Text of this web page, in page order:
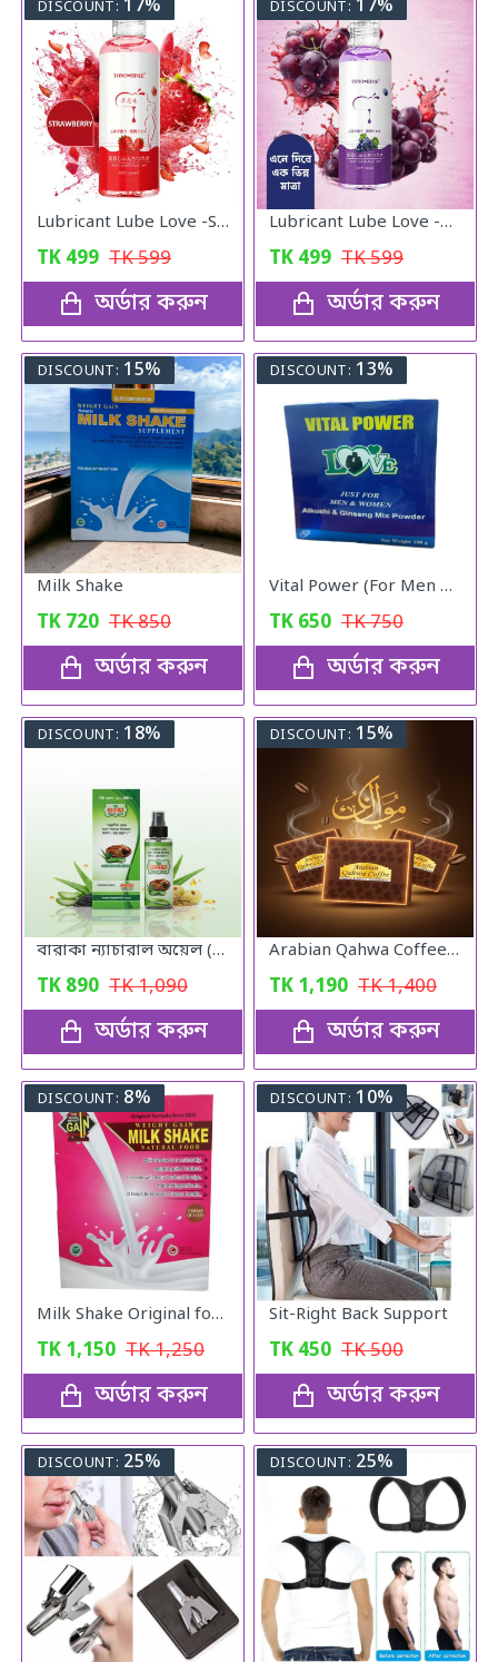
DISCOUNT: 17%
Lubricant Lube Love -Stroberry Gel
TK 499 TK599
অর্ডার করুন
DISCOUNT: 17%
Lubricant Lube Love -Blueberry Gel
TK 499 TK599
অর্ডার করুন
DISCOUNT: 15%
Milk Shake
TK 720 TK850
অর্ডার করুন
DISCOUNT: 13%
Vital Power (For Men & Woman)
TK 650 TK750
অর্ডার করুন
DISCOUNT: 18%
বারাকা ন্যাচারাল অয়েল (Baraka Natural oil) – 120 মিলি
TK 890 TK1,090
অর্ডার করুন
DISCOUNT: 15%
Arabian Qahwa Coffee – অরিজিনাল আরবীয় কফি
TK 1,190 TK1,400
অর্ডার করুন
DISCOUNT: 8%
Milk Shake Original for Healthy Weight
TK 1,150 TK1,250
অর্ডার করুন
DISCOUNT: 10%
Sit-Right Back Support
TK 450 TK500
অর্ডার করুন
DISCOUNT: 25% DISCOUNT: 25%